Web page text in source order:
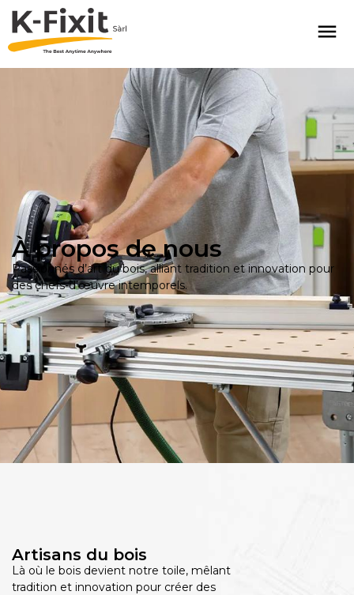
À propos de nous
Passionnés d’art du bois, alliant tradition et innovation pour
des chefs-d’œuvre intemporels.
Artisans du bois
Là où le bois devient notre toile, mêlant
tradition et innovation pour créer des